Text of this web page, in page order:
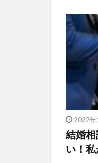
2022年
結婚
い！